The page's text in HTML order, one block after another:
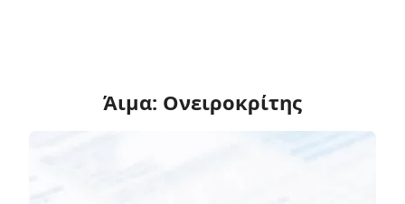
Άιμα: Ονειροκρίτης